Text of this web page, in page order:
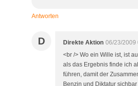
Antworten
D Direkte Aktion 06/23/2009
<br /> Wo ein Wille ist, ist
als das Ergebnis finde ich
führen, damit der
Benzin und Diktatur